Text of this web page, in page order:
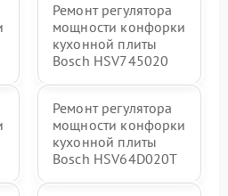
Ремонт регулятора
мощности конфорки
кухонной плиты
Bosch HSV745020
Ремонт регулятора
мощности конфорки
кухонной плиты
Bosch HSV64D020T